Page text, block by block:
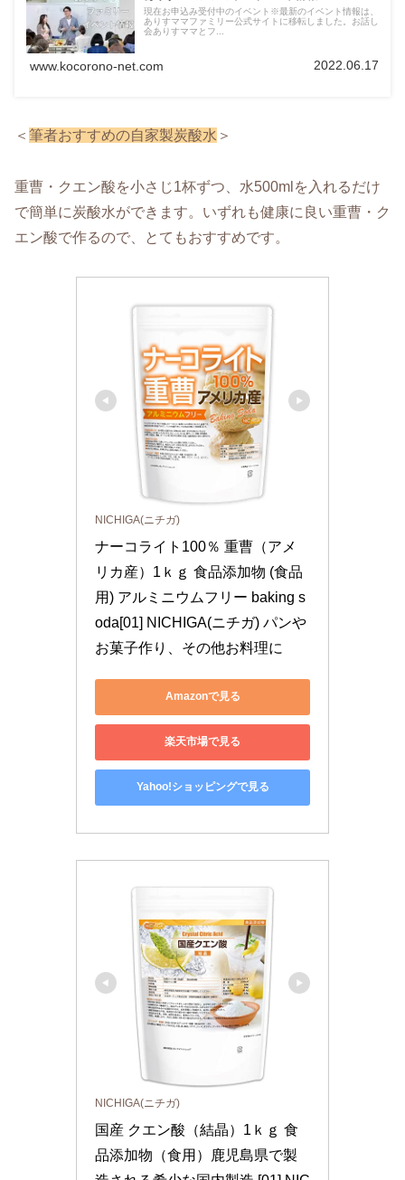
現在お申込み受付中のイベント※最新のイベント情報は、
ありすママファミリー公式サイトに移転しました。お話し
会ありすママとフ...
www.kocorono-net.com 2022.06.17
＜ 筆者おすすめの自家製炭酸水 ＞
重曹・クエン酸を小さじ1杯ずつ、水500mlを入れるだけ
で簡単に炭酸水ができます。いずれも健康に良い重曹・ク
エン酸で作るので、とてもおすすめです。
NICHIGA(ニチガ)
ナーコライト100％ 重曹（アメ
リカ産）1ｋｇ 食品添加物 (食品
用) アルミニウムフリー baking s
oda[01] NICHIGA(ニチガ) パンや
お菓子作り、その他お料理に
Amazonで見る
楽天市場で見る
Yahoo!ショッピングで見る
NICHIGA(ニチガ)
国産 クエン酸（結晶）1ｋｇ 食
品添加物（食用）鹿児島県で製